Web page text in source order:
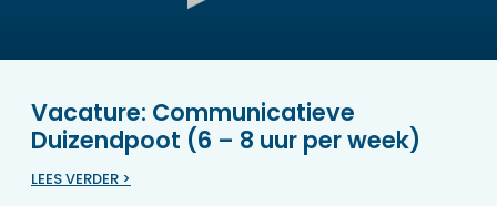
Vacature: Communicatieve
Duizendpoot (6 – 8 uur per week)
LEES VERDER >